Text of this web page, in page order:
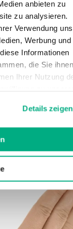
anbieten zu
zu analysieren.
Verwendung
Werbung und
Informationen
die Sie ihnen
Ihrer Nutzung
.
Details zeigen
een verband
in